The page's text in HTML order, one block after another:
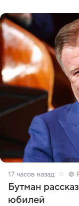
17 часов назад ©
Бутман
юбилей